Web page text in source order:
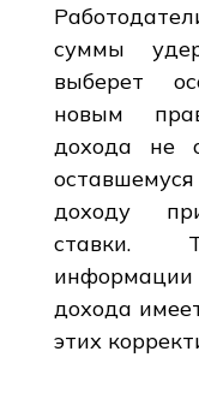
суммы
выберет
новым
дохода не
доходу
ставки.
информации
дохода
этих